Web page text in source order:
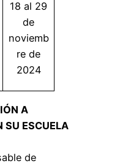
18 al 29
de
noviemb
re de
2024
A
SU ESCUELA
de